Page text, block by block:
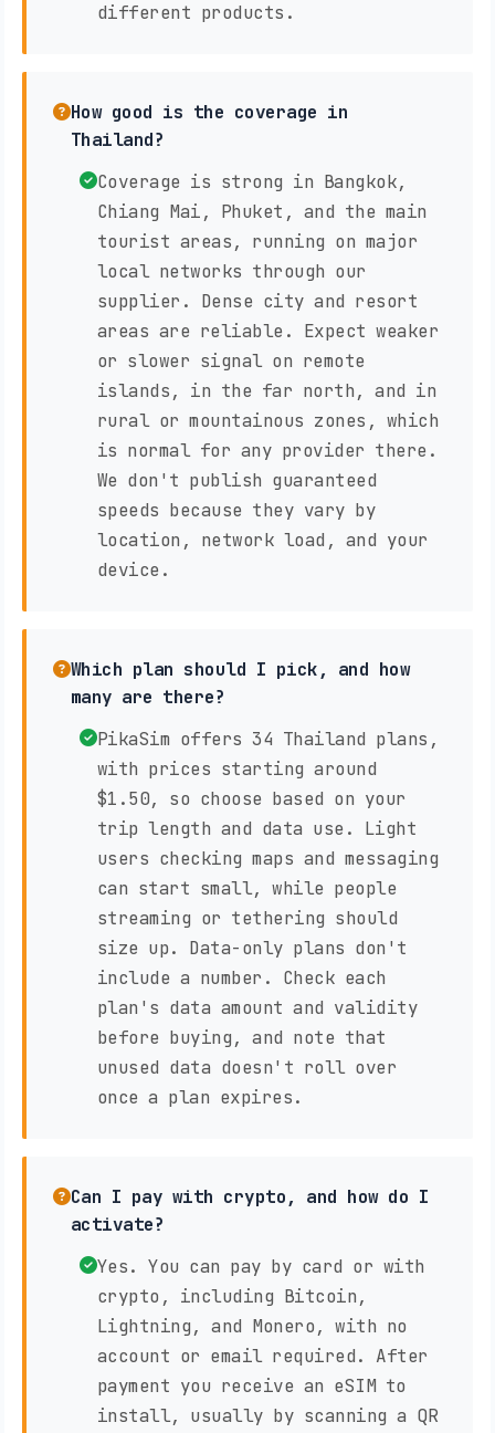
different products.
How good is the coverage in
Thailand?
Coverage is strong in Bangkok,
Chiang Mai, Phuket, and the main
tourist areas, running on major
local networks through our
supplier. Dense city and resort
areas are reliable. Expect weaker
or slower signal on remote
islands, in the far north, and in
rural or mountainous zones, which
is normal for any provider there.
We don't publish guaranteed
speeds because they vary by
location, network load, and your
device.
Which plan should I pick, and how
many are there?
PikaSim offers 34 Thailand plans,
with prices starting around
$1.50, so choose based on your
trip length and data use. Light
users checking maps and messaging
can start small, while people
streaming or tethering should
size up. Data-only plans don't
include a number. Check each
plan's data amount and validity
before buying, and note that
unused data doesn't roll over
once a plan expires.
Can I pay with crypto, and how do I
activate?
Yes. You can pay by card or with
crypto, including Bitcoin,
Lightning, and Monero, with no
account or email required. After
payment you receive an eSIM to
install, usually by scanning a QR